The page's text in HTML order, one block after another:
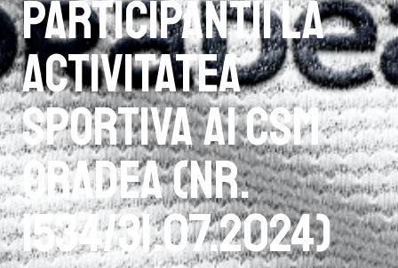
participantii la
activitatea
sportiva ai CSM
Oradea (Nr.
1534/31.07.2024)